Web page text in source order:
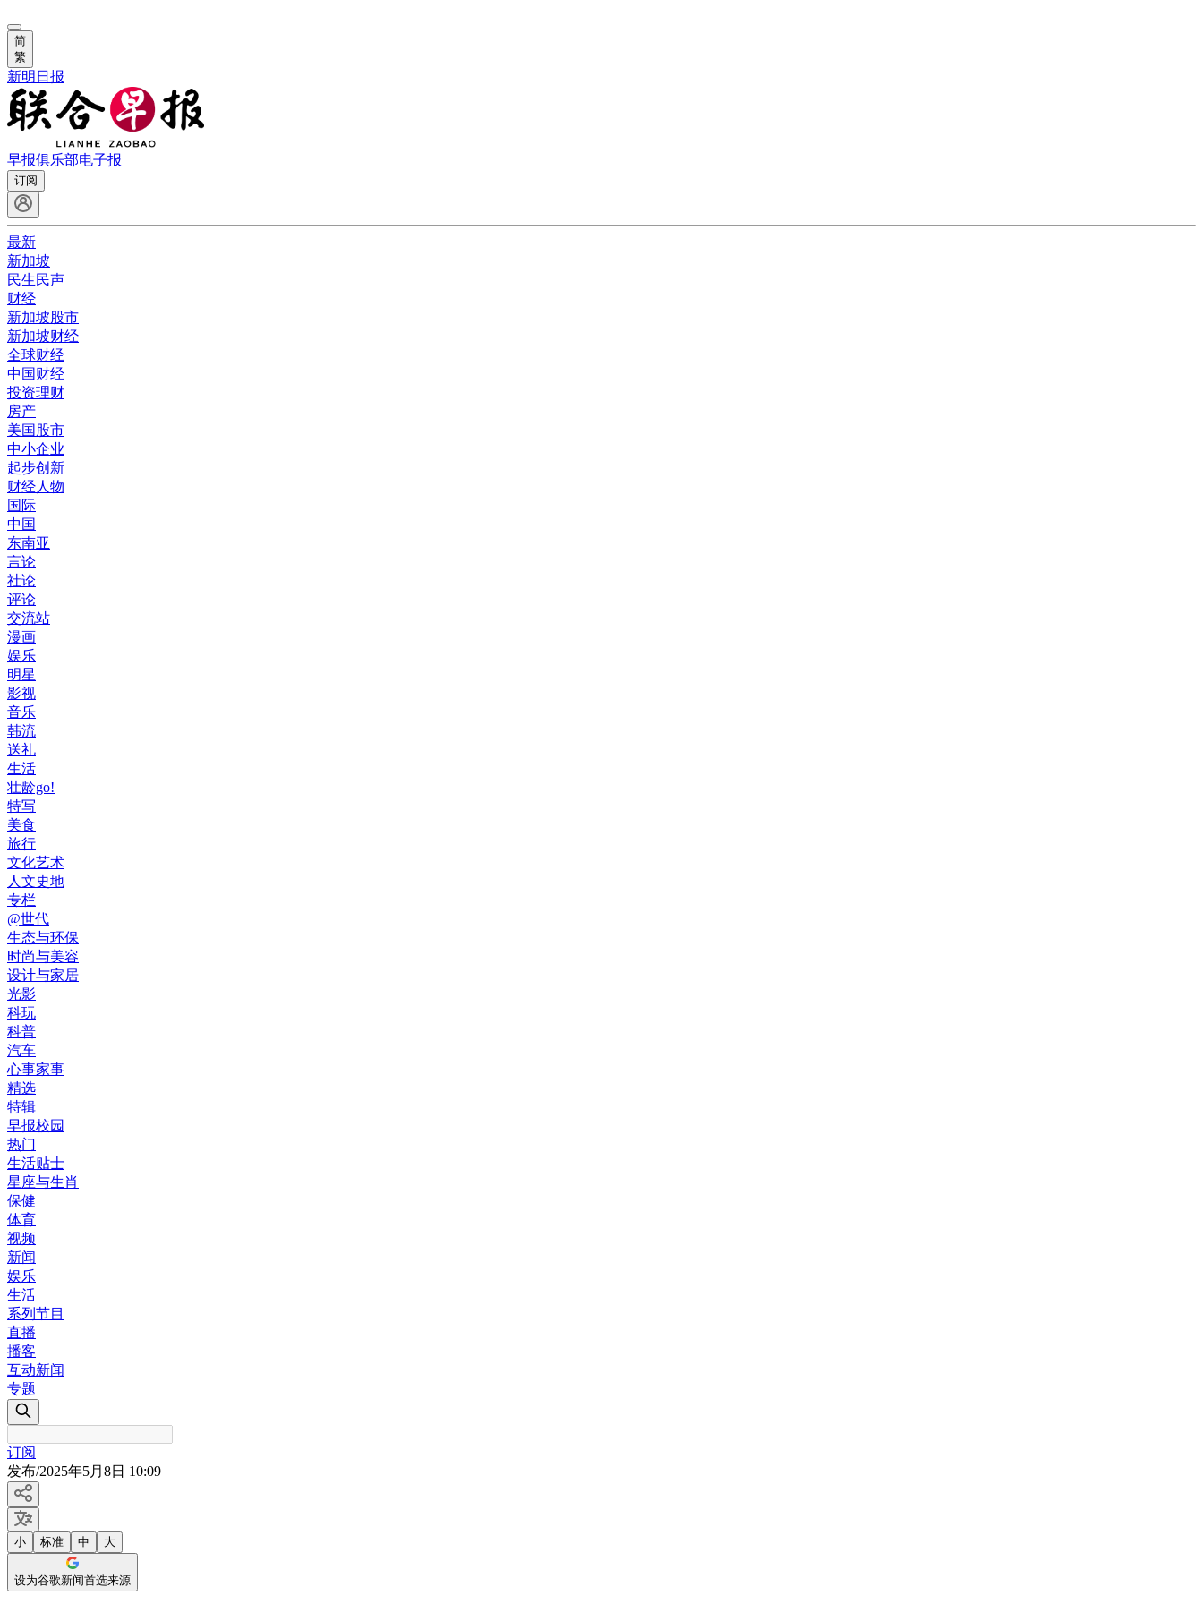
简
繁
新明日报
早报俱乐部电子报
订阅
最新
新加坡
民生民声
财经
新加坡股市
新加坡财经
全球财经
中国财经
投资理财
房产
美国股市
中小企业
起步创新
财经人物
国际
中国
东南亚
言论
社论
评论
交流站
漫画
娱乐
明星
影视
音乐
韩流
送礼
生活
壮龄go!
特写
美食
旅行
文化艺术
人文史地
专栏
@世代
生态与环保
时尚与美容
设计与家居
光影
科玩
科普
汽车
心事家事
精选
特辑
早报校园
热门
生活贴士
星座与生肖
保健
体育
视频
新闻
娱乐
生活
系列节目
直播
播客
互动新闻
专题
订阅
发布/2025年5月8日 10:09
小 标准 中 大
设为谷歌新闻首选来源